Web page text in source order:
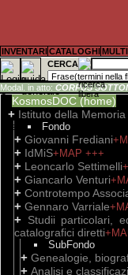
INVENTARI CATALOGHI
CERCA
Modal. in atto: CORPUS
KosmosDOC (home)
+ Istituto della Memoria
Fondo
+ Giovanni Frediani
+ IdMiS+MAP +++
+ Leoncarlo Settimelli
+ Giancarlo Venturi
+ Controtempo
+ Gennaro Varriale
+ Studii particolari,
catalografici diretti
SubFondo
+ Genealogie,
+ Analisi e